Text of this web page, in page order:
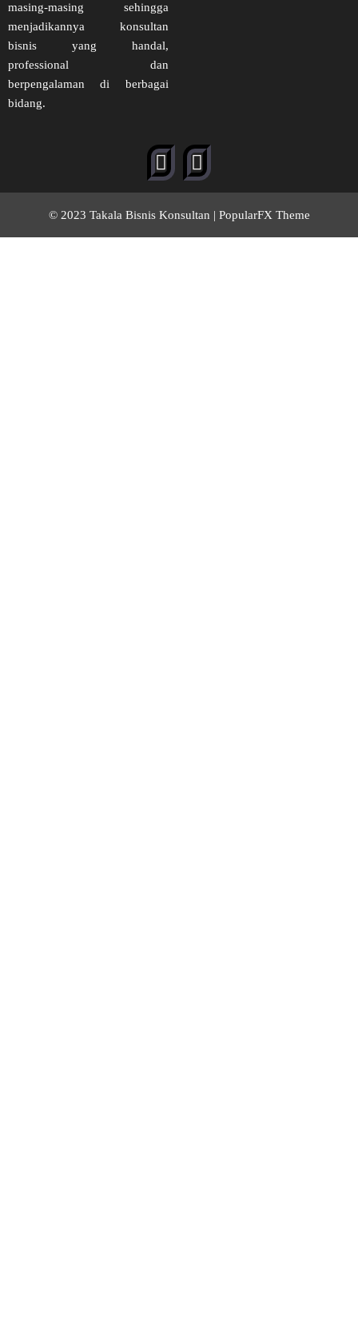
masing-masing sehingga
menjadikannya konsultan
bisnis yang handal,
professional dan
berpengalaman di berbagai
bidang.
© 2023 Takala Bisnis Konsultan | PopularFX Theme